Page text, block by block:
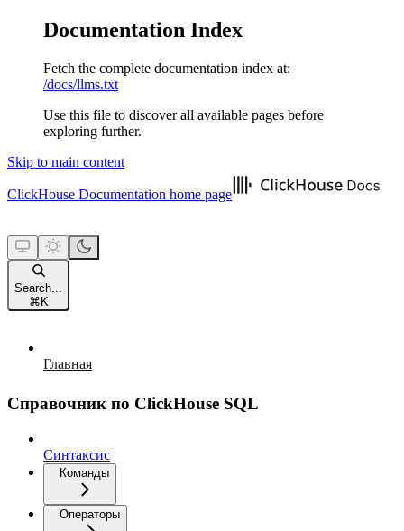
Documentation Index
Fetch the complete documentation index at:
/docs/llms.txt
Use this file to discover all available pages before
exploring further.
Skip to main content
ClickHouse Documentation home page
Search...
⌘ K
Главная
Справочник по ClickHouse SQL
Синтаксис
Команды
Операторы